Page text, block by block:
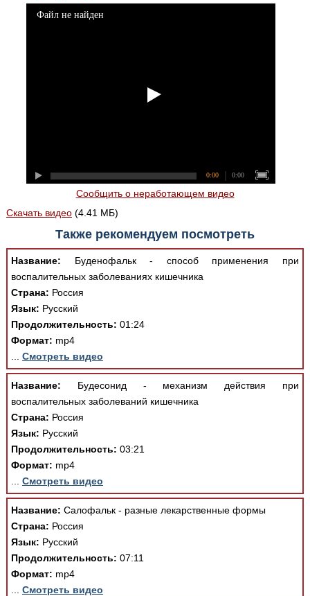
Файл не найден
0:00 0:00
Сообщить о неработающем видео
Скачать видео(4.41 МБ)
Также рекомендуем посмотреть
Название: Буденофальк - способ применения при
воспалительных заболеваниях кишечника
Страна: Россия
Язык: Русский
Продолжительность: 01:24
Формат: mp4
Смотреть видео
Название: Будесонид - механизм действия при
воспалительных заболеваний кишечника
Страна: Россия
Язык: Русский
Продолжительность: 03:21
Формат: mp4
Смотреть видео
Название: Салофальк - разные лекарственные формы
Страна: Россия
Язык: Русский
Продолжительность: 07:11
Формат: mp4
Смотреть видео